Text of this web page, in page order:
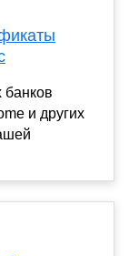
банков
и других